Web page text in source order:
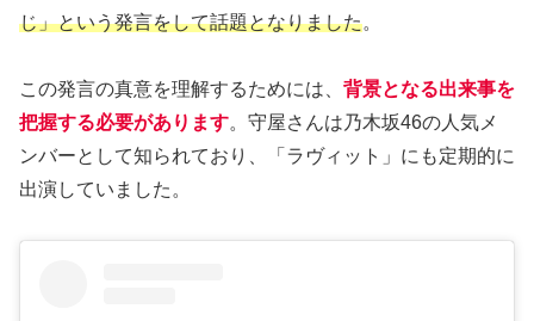
じ」という発言をして話題となりました。
この発言の真意を理解するためには、 背景となる出来事を
把握する必要があります。守屋さんは乃木坂46の人気メ
ンバーとして知られており、「ラヴィット」にも定期的に
出演していました。